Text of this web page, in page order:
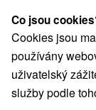
Navigovat do
8,9 vynikající·
Co jsou
Cookies jsou
používány
uživatelský
služby podle